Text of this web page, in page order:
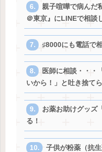
親子喧嘩で病んだ
＠東京』にLINEで相談
♯8000にも電話で
医師に相談・・・
いから！」と吐き捨て
お薬お助けグッズ
る！
子供が粉薬（抗